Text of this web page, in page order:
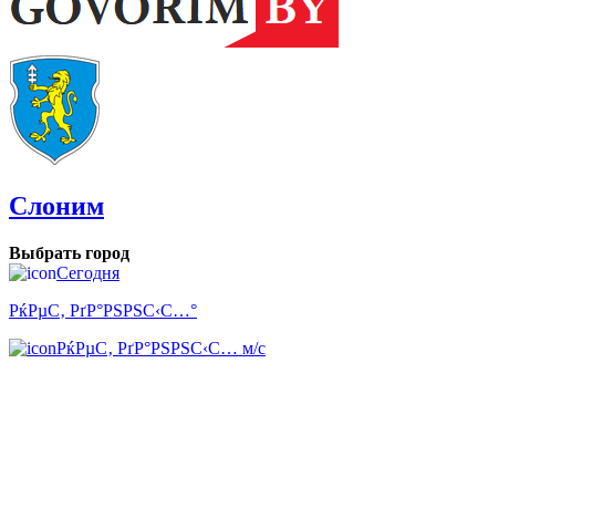
Слоним
Выбрать город
Сегодня
РќРµС‚ РґР°РЅРЅС‹С…°
РќРµС‚ РґР°РЅРЅС‹С… м/с